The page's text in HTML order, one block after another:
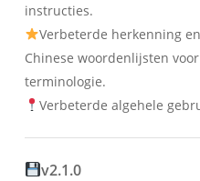
instructies.
Verbeterde herkenning
Chinese woordenlijsten
terminologie.
Verbeterde algehele
v2.1.0